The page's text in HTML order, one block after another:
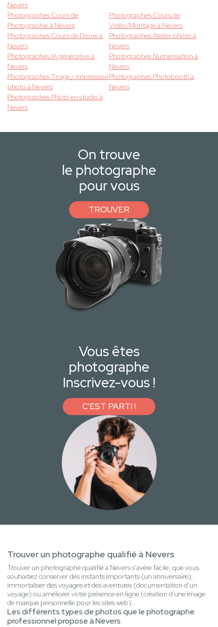
Nevers
Photographes Cours de
Photographie à Nevers
Photographes Cours de
Vidéo/Montage à Nevers
Photographes Cours de Drone à
Nevers
Photographes Atelier photo à
Nevers
Photographes IA générative à
Nevers
Photographes Numérisation à
Nevers
Photographes Tirage / impression
photo à Nevers
Photographes Photobooth à
Nevers
Photographes Photo en studio à
Nevers
On trouve
le photographe
pour vous
TROUVER
Vous êtes
photographe
Inscrivez-vous !
C'EST PARTI !
Trouver un photographe qualifié à Nevers
Trouver un photographe qualifié à Nevers s'avère facile, que vous
souhaitiez conserver des instants importants (un anniversaire),
immortaliser des voyages et des aventures (documentation d'un
voyage) ou améliorer votre présence en ligne (création d'une image
de marque personnelle pour les sites web)...
Les différents types de photos que le photographe
professionnel propose à Nevers